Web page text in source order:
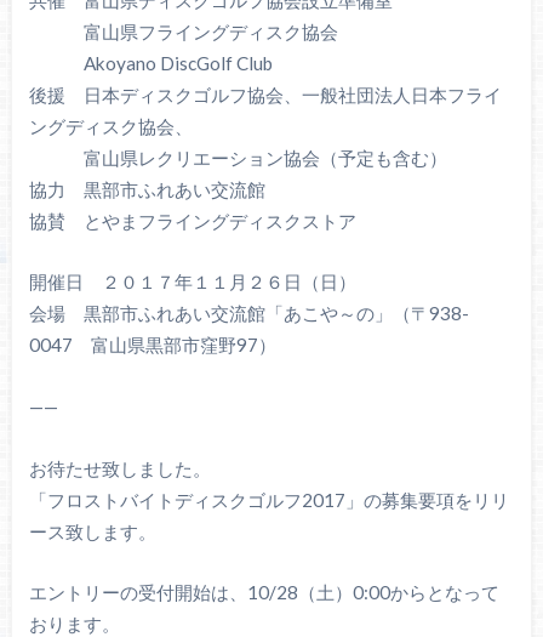
富山県フライングディスク協会
Akoyano DiscGolf Club
後援 日本ディスクゴルフ協会、一般社団法人日本フライ
ングディスク協会、
富山県レクリエーション協会（予定も含む）
協力 黒部市ふれあい交流館
協賛 とやまフライングディスクストア
開催日 ２０１７年１１月２６日（日）
会場 黒部市ふれあい交流館「あこや～の」（〒938-
0047 富山県黒部市窪野97）
——
お待たせ致しました。
「フロストバイトディスクゴルフ2017」の募集要項をリリ
ース致します。
エントリーの受付開始は、10/28（土）0:00からとなって
おります。